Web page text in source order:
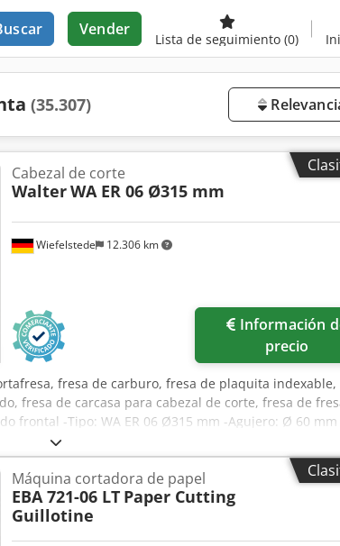
Vender
Lista de seguimiento (0)
(35.307)
Wiefelstede 12.306 km
Cabezal de corte
WalterWA ER 06 Ø315 mm
precio
fresa de carburo, fresa de plaquita indexable,
fresa de carcasa para cabezal de corte, fresa de
frontal -Tipo: WA ER 06 Ø315 mm -Agujero: Ø 60 mm
Ewecdoa -Peso: 33,7 kg
Máquina cortadora de papel
EBA 721-06 LT Paper Cutting
Guillotine